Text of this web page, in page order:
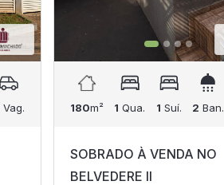
Vag. 180m² 1 Qua. 1 Suí. 2 Ban.
SOBRADO À VENDA NO
BELVEDERE II